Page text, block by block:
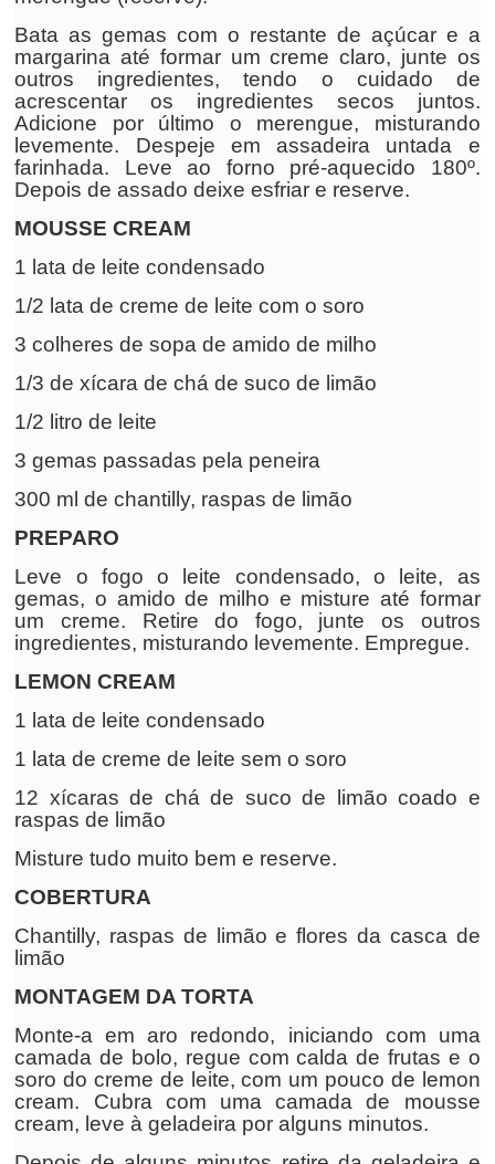
Bata as gemas com o restante de açúcar e a
margarina até formar um creme claro, junte os
outros ingredientes, tendo o cuidado de
acrescentar os ingredientes secos juntos.
Adicione por último o merengue, misturando
levemente. Despeje em assadeira untada e
farinhada. Leve ao forno pré-aquecido 180º.
Depois de assado deixe esfriar e reserve.
MOUSSE CREAM
1 lata de leite condensado
1/2 lata de creme de leite com o soro
3 colheres de sopa de amido de milho
1/3 de xícara de chá de suco de limão
1/2 litro de leite
3 gemas passadas pela peneira
300 ml de chantilly, raspas de limão
PREPARO
Leve o fogo o leite condensado, o leite, as
gemas, o amido de milho e misture até formar
um creme. Retire do fogo, junte os outros
ingredientes, misturando levemente. Empregue.
LEMON CREAM
1 lata de leite condensado
1 lata de creme de leite sem o soro
12 xícaras de chá de suco de limão coado e
raspas de limão
Misture tudo muito bem e reserve.
COBERTURA
Chantilly, raspas de limão e flores da casca de
limão
MONTAGEM DA TORTA
Monte-a em aro redondo, iniciando com uma
camada de bolo, regue com calda de frutas e o
soro do creme de leite, com um pouco de lemon
cream. Cubra com uma camada de mousse
cream, leve à geladeira por alguns minutos.